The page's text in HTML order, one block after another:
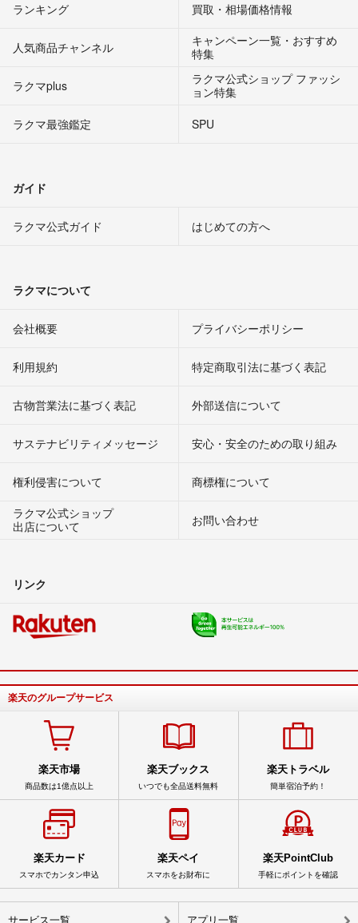
ランキング 買取・相場価格情報
人気商品チャンネル
キャンペーン一覧・おすすめ
特集
ラクマplus
ラクマ公式ショップ ファッシ
ョン特集
ラクマ最強鑑定
SPU
ガイド
ラクマ公式ガイド はじめての方へ
ラクマについて
会社概要 プライバシーポリシー
利用規約 特定商取引法に基づく表記
古物営業法に基づく表記 外部送信について
サステナビリティメッセージ 安心・安全のための取り組み
権利侵害について
商標権について
ラクマ公式ショップ
出店について
お問い合わせ
リンク
楽天のグループサービス
楽天市場
商品数は1億点以上
楽天ブックス
いつでも全品送料無料
楽天トラベル
簡単宿泊予約！
楽天カード
スマホでカンタン申込
楽天ペイ
スマホをお財布に
楽天PointClub
手軽にポイントを確認
サービス一覧 アプリ一覧